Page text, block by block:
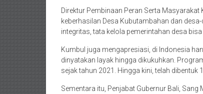
Direktur Pembinaan Peran Serta
keberhasilan Desa Kubutambahan dan
integritas, tata kelola pemerintahan desa
Kumbul juga mengapresiasi, di Indonesia
dinyatakan layak hingga dikukuhkan.
sejak tahun 2021. Hingga kini, telah
Sementara itu, Penjabat Gubernur Bali,